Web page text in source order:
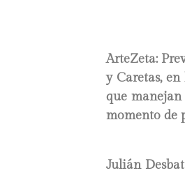
ArteZeta:
y Caretas,
que
momento de
Julián